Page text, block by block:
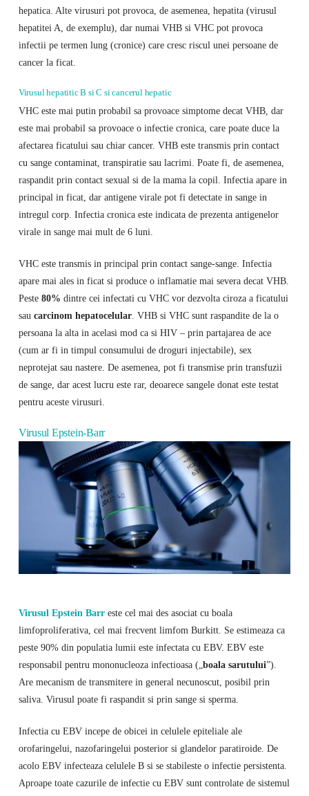
hepatica. Alte virusuri pot provoca, de asemenea, hepatita (virusul
hepatitei A, de exemplu), dar numai VHB si VHC pot provoca
infectii pe termen lung (cronice) care cresc riscul unei persoane de
cancer la ficat.
Virusul hepatitic B si C si cancerul hepatic
VHC este mai putin probabil sa provoace simptome decat VHB, dar
este mai probabil sa provoace o infectie cronica, care poate duce la
afectarea ficatului sau chiar cancer. VHB este transmis prin contact
cu sange contaminat, transpiratie sau lacrimi. Poate fi, de asemenea,
raspandit prin contact sexual si de la mama la copil. Infectia apare in
principal in ficat, dar antigene virale pot fi detectate in sange in
intregul corp. Infectia cronica este indicata de prezenta antigenelor
virale in sange mai mult de 6 luni.
VHC este transmis in principal prin contact sange-sange. Infectia
apare mai ales in ficat si produce o inflamatie mai severa decat VHB.
Peste80% dintre cei infectati cu VHC vor dezvolta ciroza a ficatului
saucarcinom hepatocelular. VHB si VHC sunt raspandite de la o
persoana la alta in acelasi mod ca si HIV – prin partajarea de ace
(cum ar fi in timpul consumului de droguri injectabile), sex
neprotejat sau nastere. De asemenea, pot fi transmise prin transfuzii
de sange, dar acest lucru este rar, deoarece sangele donat este testat
pentru aceste virusuri.
Virusul Epstein-Barr
Virusul Epstein Barreste cel mai des asociat cu boala
limfoproliferativa, cel mai frecvent limfom Burkitt. Se estimeaza ca
peste 90% din populatia lumii este infectata cu EBV. EBV este
responsabil pentru mononucleoza infectioasa („ boala sarutului”).
Are mecanism de transmitere in general necunoscut, posibil prin
saliva. Virusul poate fi raspandit si prin sange si sperma.
Infectia cu EBV incepe de obicei in celulele epiteliale ale
orofaringelui, nazofaringelui posterior si glandelor paratiroide. De
acolo EBV infecteaza celulele B si se stabileste o infectie persistenta.
Aproape toate cazurile de infectie cu EBV sunt controlate de sistemul